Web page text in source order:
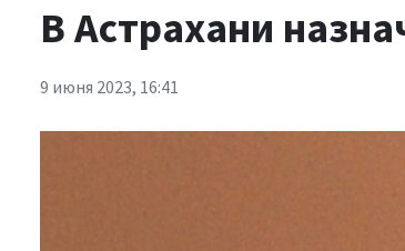
В Астрахани
9 июня 2023, 16:41